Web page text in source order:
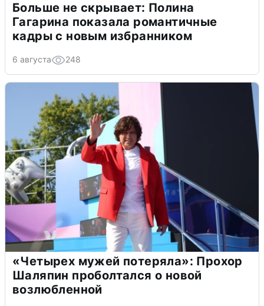
Больше не скрывает: Полина
Гагарина показала романтичные
кадры с новым избранником
6 августа 248
«Четырех мужей потеряла»: Прохор
Шаляпин проболтался о новой
возлюбленной